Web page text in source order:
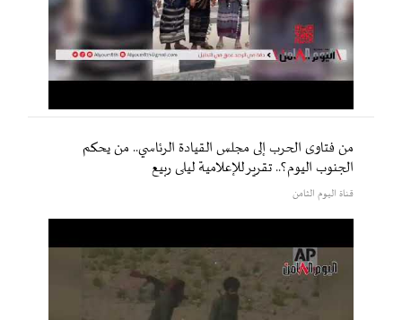
من فتاوى الحرب إلى مجلس القيادة الرئاسي.. من يحكم
الجنوب اليوم؟.. تقرير للإعلامية ليلى ربيع
قناة اليوم الثامن